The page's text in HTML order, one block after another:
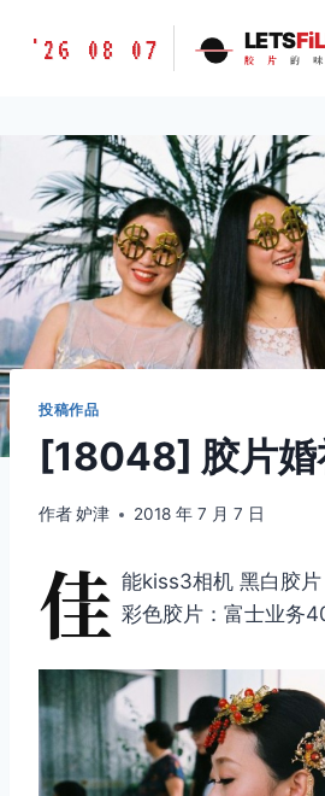
胶
味
LETSFILM
'26 08 07 LETS
胶 片 的 味
投稿作品
[18048] 胶片婚
作者妒津 2018 年 7 月 7 日
佳 能kiss3相机 黑白胶
彩色胶片：富士业务